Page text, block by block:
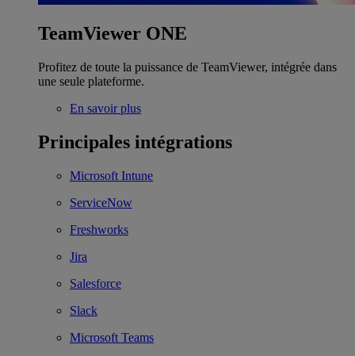
TeamViewer ONE
Profitez de toute la puissance de TeamViewer, intégrée dans
une seule plateforme.
En savoir plus
Principales intégrations
Microsoft Intune
ServiceNow
Freshworks
Jira
Salesforce
Slack
Microsoft Teams